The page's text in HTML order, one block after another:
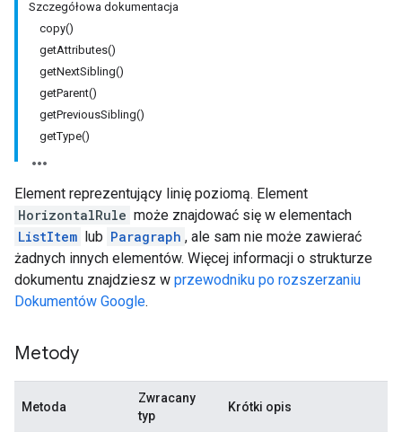
Szczegółowa dokumentacja
copy()
getAttributes()
getNextSibling()
getParent()
getPreviousSibling()
getType()
Element reprezentujący linię poziomą. Element
HorizontalRule może znajdować się w elementach
ListItem lub Paragraph , ale sam nie może zawierać
żadnych innych elementów. Więcej informacji o strukturze
dokumentu znajdziesz w przewodniku po rozszerzaniu
Dokumentów Google.
Metody
Metoda
Zwracany
typ
Krótki opis